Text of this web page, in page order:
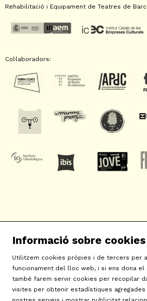
Rehabilitació i Equipament de Teatres de
Col·laboradors:
c/ Neopàtria, 54
08030 Barcelona
info@sat-teatre.cat |
Informació sobre cookies
Utilitzem cookies pròpies i de tercers per
funcionament del lloc web, i si ens dona el
també farem servir cookies per recopilar
visites per obtenir estadístiques